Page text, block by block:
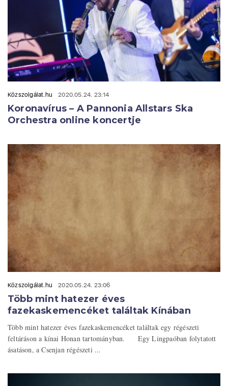
Közszolgálat.hu 2020.05.24. 23:14
Koronavírus – A Pannonia Allstars Ska
Orchestra online koncertje
Közszolgálat.hu 2020.05.24. 23:06
Több mint hatezer éves
fazekaskemencéket találtak Kínában
Több mint hatezer éves fazekaskemencéket találtak egy régészeti
feltáráson a kínai Honan tartományban. Egy Lingpaóban folytatott
ásatáson, a Csenjan régészeti ...